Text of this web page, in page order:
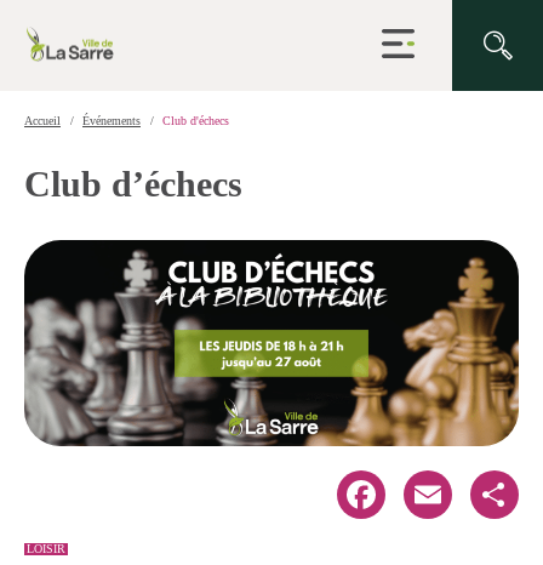
Ouvrir
la
Accueil Événements Club d'échecs
Club d’échecs
LOISIR
Facebook Email Share